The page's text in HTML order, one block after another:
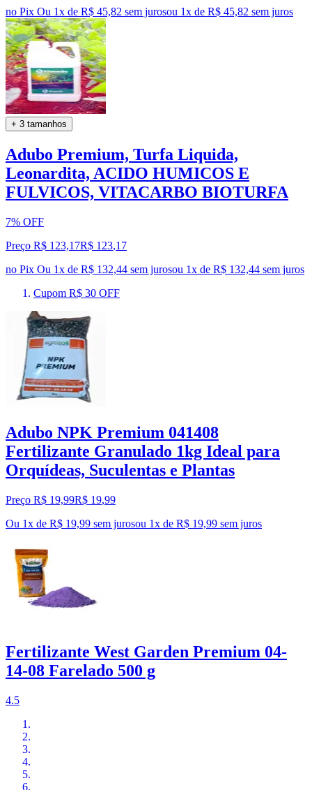
no Pix Ou 1x de R$ 45,82 sem jurosou 1x de R$ 45,82 sem juros
+ 3 tamanhos
Adubo Premium, Turfa Liquida,
Leonardita, ACIDO HUMICOS E
FULVICOS, VITACARBO BIOTURFA
7% OFF
Preço R$ 123,17R$ 123,17
no Pix Ou 1x de R$ 132,44 sem jurosou 1x de R$ 132,44 sem juros
Cupom R$ 30 OFF
Adubo NPK Premium 041408
Fertilizante Granulado 1kg Ideal para
Orquídeas, Suculentas e Plantas
Preço R$ 19,99R$ 19,99
Ou 1x de R$ 19,99 sem jurosou 1x de R$ 19,99 sem juros
Fertilizante West Garden Premium 04-
14-08 Farelado 500 g
4.5